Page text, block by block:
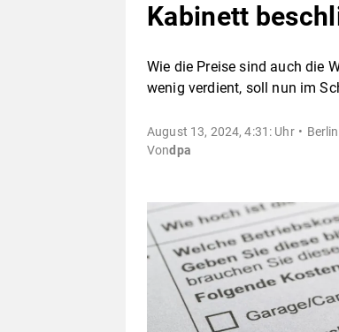
Kabinett
Wie die Preise sind auch die
wenig verdient, soll nun im
August 13, 2024, 4:31: Uhr
Vondpa